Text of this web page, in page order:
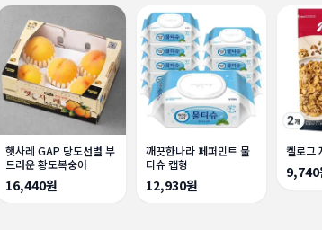
햇사레 GAP 당도선별 부
드러운 황도복숭아
16,440원
깨끗한나라 페퍼민트 물
티슈 캡형
12,930원
켈로그
9,740